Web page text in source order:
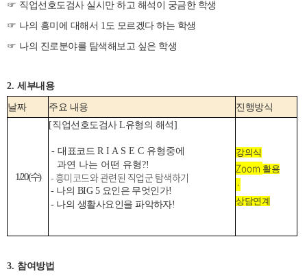
☞ 직업선호도검사 실시만 하고 해석이 궁금한 학생
☞ 나의 흥미에 대해서 1도 모르겠다 하는 학생
☞ 나의 진로분야를 탐색해보고 싶은 학생
2. 세부내용
날짜 주요 내용 진행방식
1/20(수)
[직업선호도검사 L유형의 해석]
- 대표코드 R I A S E C 유형중에
과연 나는 어떤 유형?!
- 흥미코드와 관련된 직업군 탐색하기
- 나의 BIG 5 요인은 무엇인가!
- 나의 생활사요인을 파악하자!
강의식
Zoom 활용
·
상담연계
3. 참여방법